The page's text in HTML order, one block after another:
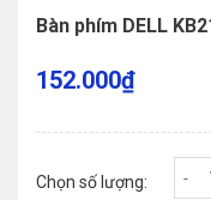
Bàn phím DELL
152.000₫
Bàn
Chọn số lượng: